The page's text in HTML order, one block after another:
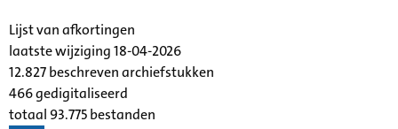
Lijst van afkortingen
laatste wijziging 18-04-2026
12.827 beschreven archiefstukken
466 gedigitaliseerd
totaal 93.775 bestanden